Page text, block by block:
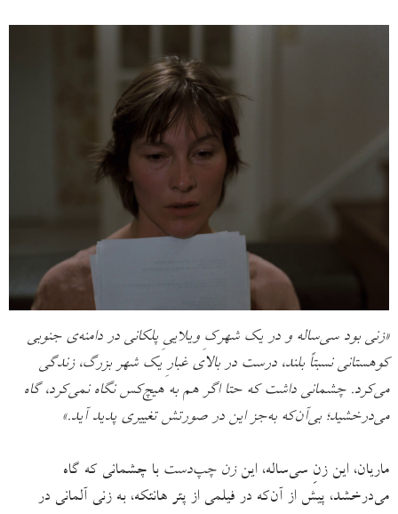
«زنی بود سی‌ساله و در یک شهرکِ ویلاییِ پلکانی در دامنه‌ی جنوبی
کوهستانی نسبتاً بلند، درست در بالای غبارِ یک شهر بزرگ، زندگی
می‌کرد. چشمانی داشت که حتا اگر هم به هیچ‌کس نگاه نمی‌کرد، گاه
می‌درخشید؛ بی‌آن‌که به‌جز این در صورتش تغییری پدید آید.»
ماریان، این زنِ سی‌ساله، اینزن چپ‌دست با چشمانی که گاه
می‌درخشد، پیش از آن‌که در فیلمی از پتر هانتکه، به زنی آلمانی در